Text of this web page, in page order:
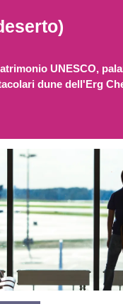
UNESCO,
dune dell'Erg